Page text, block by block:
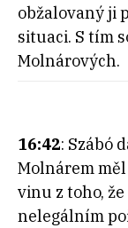
obžalovaný ji
situaci. S tím
Molnárových.
16:42: Szábó
Molnárem
vinu z toho,
nelegálním